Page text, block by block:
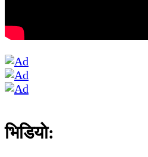
भिडियाे: